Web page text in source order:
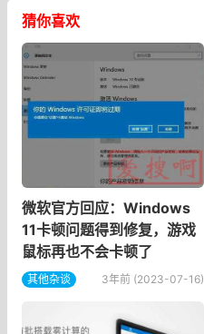
猜你喜欢
微软官方回应：Windows
11卡顿问题得到修复，游戏
鼠标再也不会卡顿了
其他杂谈 3年前 (2023-07-16)